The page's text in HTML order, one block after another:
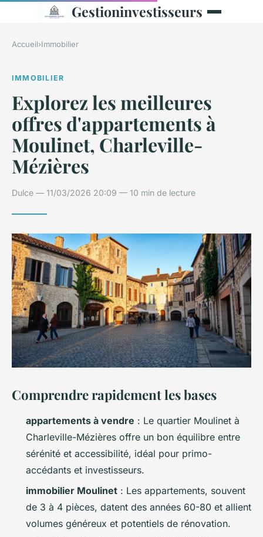
Gestioninvestisseurs
Accueil›Immobilier
IMMOBILIER
Explorez les meilleures
offres d'appartements à
Moulinet, Charleville-
Mézières
Dulce — 11/03/2026 20:09 — 10 min de lecture
Comprendre rapidement les bases
appartements à vendre : Le quartier Moulinet à
Charleville-Mézières offre un bon équilibre entre
sérénité et accessibilité, idéal pour primo-
accédants et investisseurs.
immobilier Moulinet : Les appartements, souvent
de 3 à 4 pièces, datent des années 60-80 et allient
volumes généreux et potentiels de rénovation.